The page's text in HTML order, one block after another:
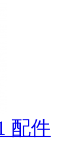
配件